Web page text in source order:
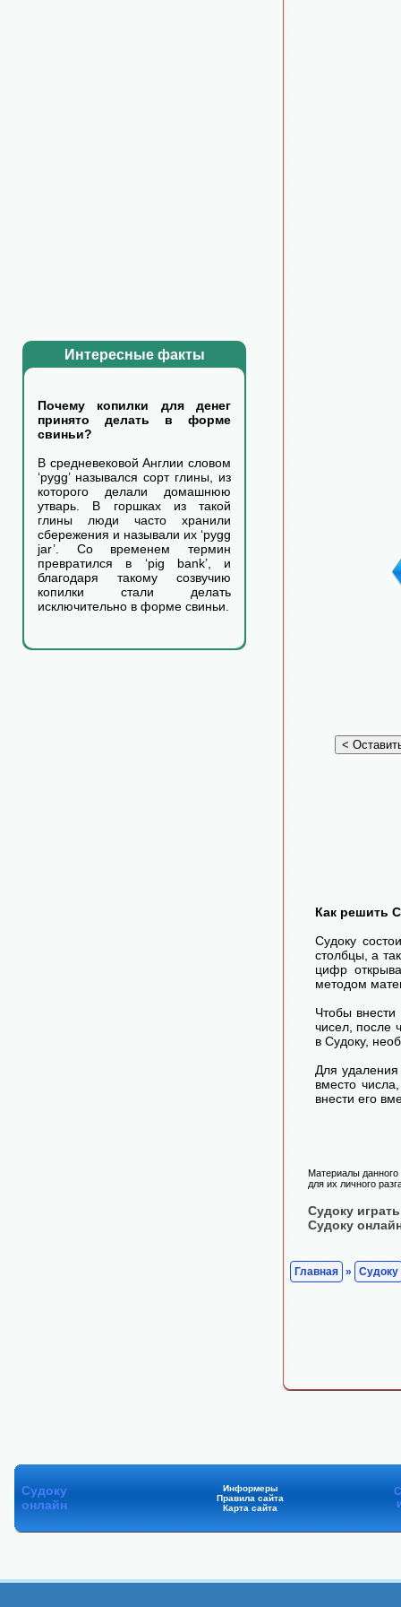
Интересные факты
Почему копилки для денег
принято делать в форме
свиньи?
В средневековой Англии словом
‘pygg’ назывался сорт глины, из
которого делали домашнюю
утварь. В горшках из такой
глины люди часто хранили
сбережения и называли их ‘pygg
jar’. Со временем термин
превратился в ‘pig bank’, и
благодаря такому созвучию
копилки стали делать
исключительно в форме свиньи.
Как решить
Судоку
столбцы, а
цифр
методом
Чтобы
чисел, после
в Судоку,
Для
вместо
внести его
Материалы данного
для их личного
Судоку играть
Судоку
Главная » Судоку
Судоку
онлайн
Информеры
Правила сайта
Карта сайта